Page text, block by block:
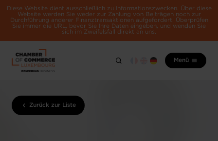
Diese Website dient ausschließlich zu Informationszwecken. Über diese
Website werden Sie weder zur Zahlung von Beiträgen noch zur
Durchführung anderer Finanztransaktionen aufgefordert. Überprüfen
Sie immer die URL, bevor Sie Ihre Daten eingeben, und wenden Sie
sich im Zweifelsfall direkt an uns.
Menü
Zurück zur Liste